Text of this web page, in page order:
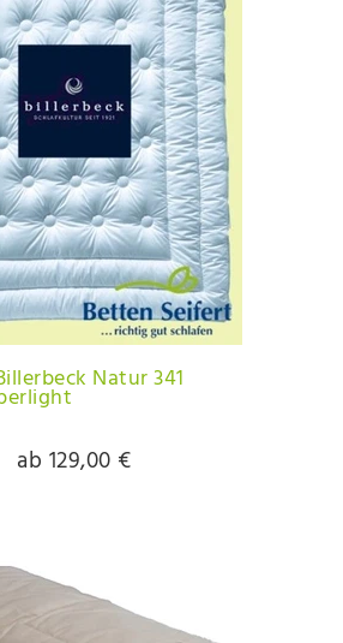
Natur 341
ab 129,00 €